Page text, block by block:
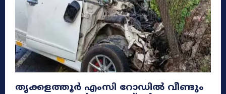
തൃക്കളത്തൂർ എംസി റോഡിൽ വീണ്ടും